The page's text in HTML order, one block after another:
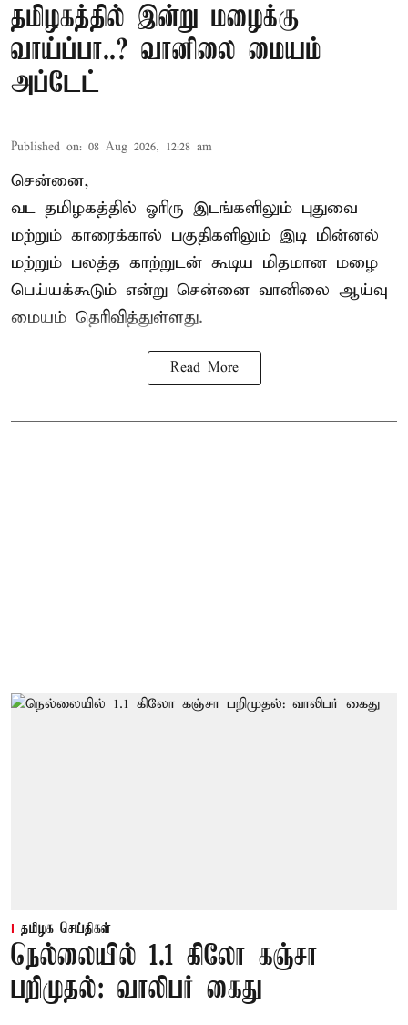
தமிழகத்தில் இன்று மழைக்கு
வாய்ப்பா..? வானிலை மையம்
அப்டேட்
Published on: 08 Aug 2026, 12:28 am
சென்னை,
வட தமிழகத்தில் ஓரிரு இடங்களிலும் புதுவை
மற்றும் காரைக்கால் பகுதிகளிலும் இடி மின்னல்
மற்றும் பலத்த காற்றுடன் கூடிய மிதமான மழை
பெய்யக்கூடும் என்று சென்னை வானிலை ஆய்வு
மையம் தெரிவித்துள்ளது.
Read More
தமிழக செய்திகள்
நெல்லையில் 1.1 கிலோ கஞ்சா
பறிமுதல்: வாலிபர் கைது